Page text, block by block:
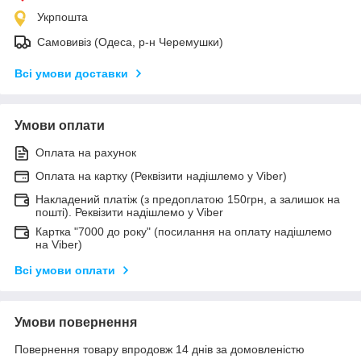
Укрпошта
Самовивіз (Одеса, р-н Черемушки)
Всі умови доставки
Умови оплати
Оплата на рахунок
Оплата на картку (Реквізити надішлемо у Viber)
Накладений платіж (з предоплатою 150грн, а залишок на
пошті). Реквізити надішлемо у Viber
Картка "7000 до року" (посилання на оплату надішлемо
на Viber)
Всі умови оплати
Умови повернення
Повернення товару впродовж 14 днів за домовленістю